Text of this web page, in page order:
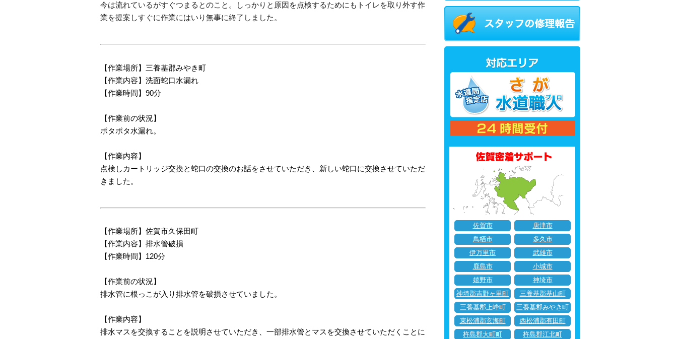
今は流れているがすぐつまるとのこと。しっかりと原因を点検するためにもトイレを取り外す作
業を提案しすぐに作業にはいり無事に終了しました。
【作業場所】三養基郡みやき町
【作業内容】洗面蛇口水漏れ
【作業時間】90分
【作業前の状況】
ポタポタ水漏れ。
【作業内容】
点検しカートリッジ交換と蛇口の交換のお話をさせていただき、新しい蛇口に交換させていただ
きました。
【作業場所】佐賀市久保田町
【作業内容】排水管破損
【作業時間】120分
【作業前の状況】
排水管に根っこが入り排水管を破損させていました。
【作業内容】
排水マスを交換することを説明させていただき、一部排水管とマスを交換させていただくことに
佐賀市
唐津市
鳥栖市
多久市
伊万里市
武雄市
鹿島市
小城市
嬉野市
神埼市
神埼郡吉野ヶ里町
三養基郡基山町
三養基郡上峰町
三養基郡みやき町
東松浦郡玄海町
西松浦郡有田町
杵島郡大町町
杵島郡江北町